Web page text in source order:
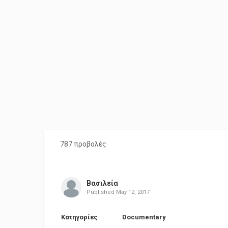
787 προβολές
Βασιλεία
Published May 12, 2017
Κατηγορίες Documentary